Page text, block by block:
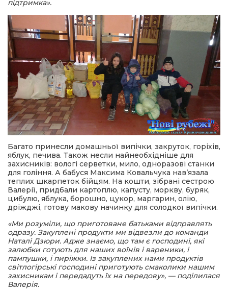
підтримка».
Багато принесли домашньої випічки, закруток, горіхів,
яблук, печива. Також несли найнеобхідніше для
захисників: вологі серветки, мило, одноразові станки
для гоління. А бабуся Максима Ковальчука нав’язала
теплих шкарпеток бійцям. На кошти, зібрані сестрою
Валерії, придбали картоплю, капусту, моркву, буряк,
цибулю, яблука, борошно, цукор, маргарин, олію,
дріжджі, готову макову начинку для солодкої випічки.
«Ми розуміли, що приготоване батьками відправлять
одразу. Закуплені продукти ми відвезли до команди
Наталі Дзюри. Адже знаємо, що там є господині, які
залюбки готують для наших воїнів і вареники, і
пампушки, і пиріжки. Із закуплених нами продуктів
світлогірські господині приготують смаколики нашим
захисникам і передадуть їх на передову», — поділилася
Валерія.